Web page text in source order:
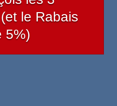
le Rabais
5%)